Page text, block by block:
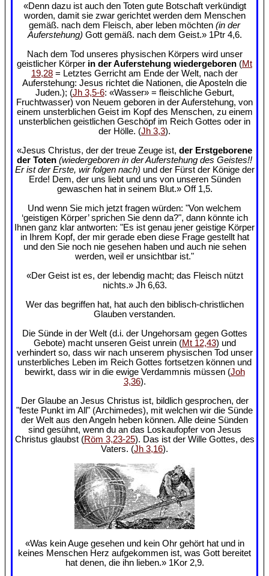
«Denn dazu ist auch den Toten gute Botschaft verkündigt
worden, damit sie zwar gerichtet werden dem Menschen
gemäß. nach dem Fleisch, aber leben möchten (in der
Auferstehung) Gott gemäß. nach dem Geist.» 1Ptr 4,6.
Nach dem Tod unseres physischen Körpers wird unser
geistlicher Körper in der Auferstehung wiedergeboren (Mt
19,28 = Letztes Gerricht am Ende der Welt, nach der
Auferstehung: Jesus richtet die Nationen, die Aposteln die
Juden.); (Jh 3,5-6: «Wasser» = fleischliche Geburt,
Fruchtwasser) von Neuem geboren in der Auferstehung, von
einem unsterblichen Geist im Kopf des Menschen, zu einem
unsterblichen geistlichen Geschöpf im Reich Gottes oder in
der Hölle. (Jh 3,3).
«Jesus Christus, der der treue Zeuge ist, der Erstgeborene
der Toten (wiedergeboren in der Auferstehung des Geistes!!
Er ist der Erste, wir folgen nach) und der Fürst der Könige der
Erde! Dem, der uns liebt und uns von unseren Sünden
gewaschen hat in seinem Blut.» Off 1,5.
Und wenn Sie mich jetzt fragen würden: "Von welchem
‘geistigen Körper’ sprichen Sie denn da?", dann könnte ich
Ihnen ganz klar antworten: "Es ist genau jener geistige Körper
in Ihrem Kopf, der mir gerade eben diese Frage gestellt hat
und den Sie noch nie gesehen haben und auch nie sehen
werden, weil er unsichtbar ist."
«Der Geist ist es, der lebendig macht; das Fleisch nützt
nichts.» Jh 6,63.
Wer das begriffen hat, hat auch den biblisch-christlichen
Glauben verstanden.
Die Sünde in der Welt (d.i. der Ungehorsam gegen Gottes
Gebote) macht unseren Geist unrein (Mt 12,43) und
verhindert so, dass wir nach unserem physischen Tod unser
unsterbliches Leben im Reich Gottes fortsetzen können und
bewirkt, dass wir in die ewige Verdammnis müssen (Joh
3,36).
Der Glaube an Jesus Christus ist, bildlich gesprochen, der
"feste Punkt im All" (Archimedes), mit welchen wir die Sünde
der Welt aus den Angeln heben können. Alle deine Sünden
sind gesühnt, wenn du an das Loskaufopfer von Jesus
Christus glaubst (Röm 3,23-25). Das ist der Wille Gottes, des
Vaters. (Jh 3,16).
«Was kein Auge gesehen und kein Ohr gehört hat und in
keines Menschen Herz aufgekommen ist, was Gott bereitet
hat denen, die ihn lieben.» 1Kor 2,9.